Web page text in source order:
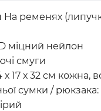
На ременях
міцний нейлон
смуги
х 17 х 32 см кожна,
сумки / рюкзака: